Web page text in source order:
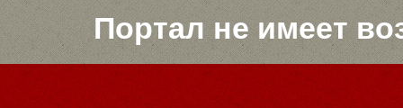
Портал не имеет